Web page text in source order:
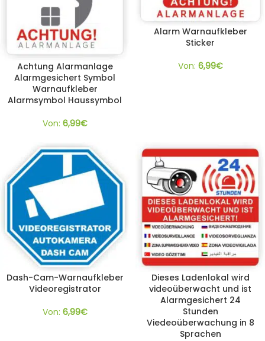
Achtung Alarmanlage
Alarmgesichert Symbol
Warnaufkleber
Alarmsymbol Haussymbol
Von: 6,99€
Alarm Warnaufkleber
Sticker
Von: 6,99€
Dash-Cam-Warnaufkleber
Videoregistrator
Von: 6,99€
Dieses Ladenlokal wird
videoüberwacht und ist
Alarmgesichert 24
Stunden
Viedeoüberwachung in 8
Sprachen